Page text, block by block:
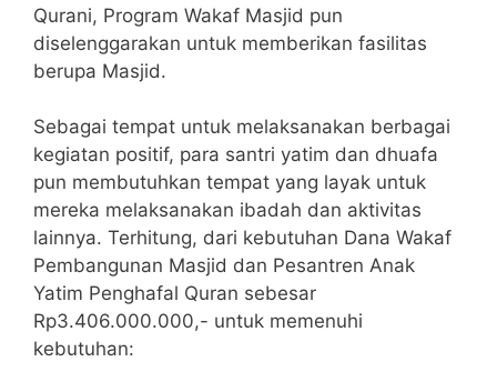
Qurani, Program Wakaf Masjid pun
diselenggarakan untuk memberikan fasilitas
berupa Masjid.
Sebagai tempat untuk melaksanakan berbagai
kegiatan positif, para santri yatim dan dhuafa
pun membutuhkan tempat yang layak untuk
mereka melaksanakan ibadah dan aktivitas
lainnya. Terhitung, dari kebutuhan Dana Wakaf
Pembangunan Masjid dan Pesantren Anak
Yatim Penghafal Quran sebesar
Rp3.406.000.000,- untuk memenuhi
kebutuhan: